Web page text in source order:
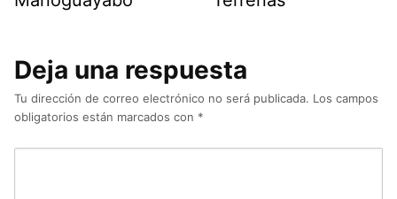
Deja una respuesta
Tu dirección de correo electrónico no será publicada. Los campos
obligatorios están marcados con *